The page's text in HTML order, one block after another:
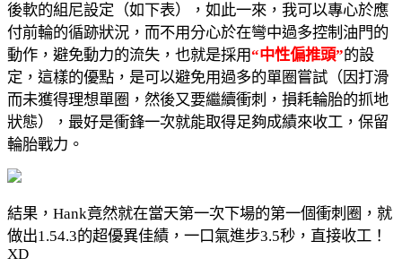
後軟的組尼設定（如下表），如此一來，我可以專心於應
付前輪的循跡狀況，而不用分心於在彎中過多控制油門的
動作，避免動力的流失，也就是採用“中性偏推頭”的設
定，這樣的優點，是可以避免用過多的單圈嘗試（因打滑
而未獲得理想單圈，然後又要繼續衝刺，損耗輪胎的抓地
狀態），最好是衝鋒一次就能取得足夠成績來收工，保留
輪胎戰力。
結果，Hank竟然就在當天第一次下場的第一個衝刺圈，就
做出1.54.3的超優異佳績，一口氣進步3.5秒，直接收工！
XD